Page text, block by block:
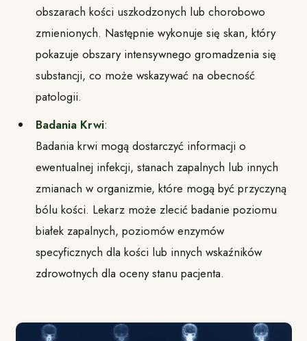
obszarach kości uszkodzonych lub chorobowo
zmienionych. Następnie wykonuje się skan, który
pokazuje obszary intensywnego gromadzenia się
substancji, co może wskazywać na obecność
patologii.
Badania Krwi:
Badania krwi mogą dostarczyć informacji o
ewentualnej infekcji, stanach zapalnych lub innych
zmianach w organizmie, które mogą być przyczyną
bólu kości. Lekarz może zlecić badanie poziomu
białek zapalnych, poziomów enzymów
specyficznych dla kości lub innych wskaźników
zdrowotnych dla oceny stanu pacjenta.